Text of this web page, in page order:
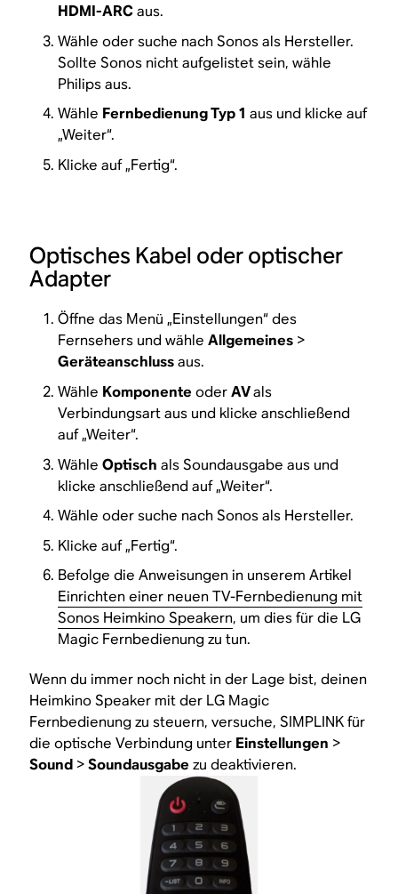
HDMI-ARCaus.
Wähle oder suche nach Sonos als Hersteller.
Sollte Sonos nicht aufgelistet sein, wähle
Philips aus.
Wähle Fernbedienung Typ 1 aus und klicke auf
„Weiter“.
Klicke auf „Fertig“.
Optisches Kabel oder optischer
Adapter
Öffne das Menü „Einstellungen“ des
Fernsehers und wähleAllgemeines >
Geräteanschlussaus.
Wähle Komponente oderAVals
Verbindungsart aus und klicke anschließend
auf „Weiter“.
WähleOptisch als Soundausgabe aus und
klicke anschließend auf „Weiter“.
Wähle oder suche nach Sonos als Hersteller.
Klicke auf „Fertig“.
Befolge die Anweisungen in unserem Artikel
Einrichten einer neuen TV-Fernbedienung mit
Sonos Heimkino Speakern, um dies für die LG
Magic Fernbedienung zu tun.
Wenn du immer noch nicht in der Lage bist, deinen
Heimkino Speaker mit der LG Magic
Fernbedienung zu steuern, versuche, SIMPLINK für
die optische Verbindung unter Einstellungen >
Sound >Soundausgabe zu deaktivieren.